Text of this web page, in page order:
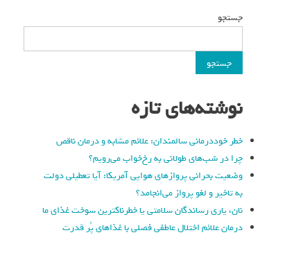
جستجو
جستجو
نوشته‌های تازه
خطر خوددرمانی سالمندان: علائم مشابه و درمان ناقص
چرا در شب‌های طولانی به رخ‌خواب می‌رویم؟
وضعیت بحرانی پروازهای هوایی آمریکا: آیا تعطیلی دولت
به تاخیر و لغو پرواز می‌انجامد؟
نان، یاری رساندگان سلامتی یا خطرناکترین سوخت غذای ما
درمان علائم اختلال عاطفی فصلی با غذاهای پُر قدرت